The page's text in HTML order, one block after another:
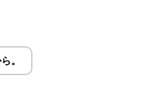
。